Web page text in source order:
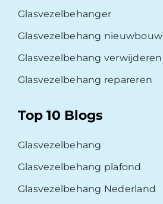
Glasvezelbehanger
Glasvezelbehang nieuwbouw
Glasvezelbehang verwijderen
Glasvezelbehang repareren
Top 10 Blogs
Glasvezelbehang
Glasvezelbehang plafond
Glasvezelbehang Nederland